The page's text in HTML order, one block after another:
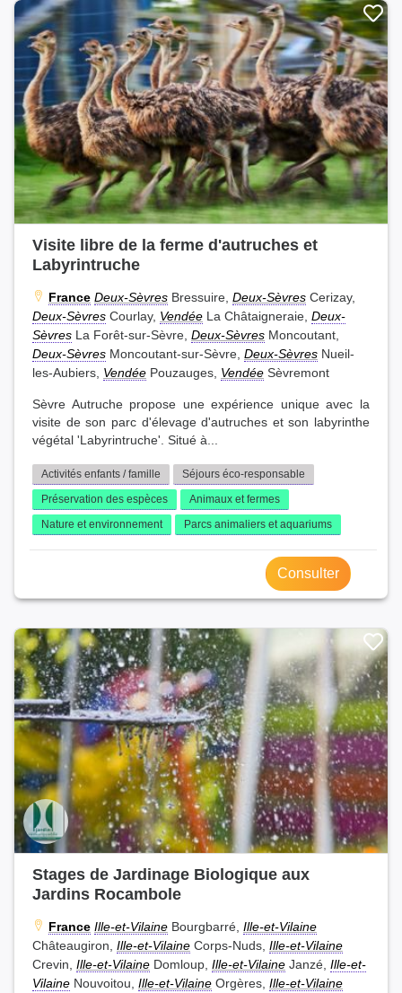
Visite libre de la ferme d'autruches et
Labyrintruche
France Deux-Sèvres Bressuire, Deux-Sèvres Cerizay,
Deux-Sèvres Courlay, Vendée La Châtaigneraie, Deux-
Sèvres La Forêt-sur-Sèvre, Deux-Sèvres Moncoutant,
Deux-Sèvres Moncoutant-sur-Sèvre, Deux-Sèvres Nueil-
les-Aubiers, Vendée Pouzauges, Vendée Sèvremont
Sèvre Autruche propose une expérience unique avec la
visite de son parc d'élevage d'autruches et son labyrinthe
végétal 'Labyrintruche'. Situé à...
Activités enfants / famille
Séjours éco-responsable
Préservation des espèces
Animaux et fermes
Nature et environnement
Parcs animaliers et aquariums
Consulter
Stages de Jardinage Biologique aux
Jardins Rocambole
France Ille-et-Vilaine Bourgbarré, Ille-et-Vilaine
Châteaugiron, Ille-et-Vilaine Corps-Nuds, Ille-et-Vilaine
Crevin, Ille-et-Vilaine Domloup, Ille-et-Vilaine Janzé, Ille-et-
Vilaine Nouvoitou, Ille-et-Vilaine Orgères, Ille-et-Vilaine